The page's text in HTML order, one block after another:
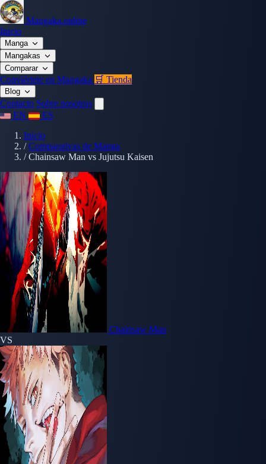
Mangaka.online
Inicio
Manga
Mangakas
Comparar
Conviértete en Mangaka 🛒 Tienda
Blog
Contacto Sobre nosotros
EN
ES
Inicio
/ Comparativas de Manga
/ Chainsaw Man vs Jujutsu Kaisen
Chainsaw Man
VS